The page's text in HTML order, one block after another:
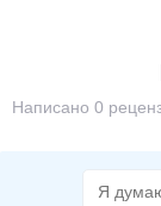
Написано 0